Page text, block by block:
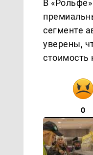
В
сегменте
уверены,
стоимость
0